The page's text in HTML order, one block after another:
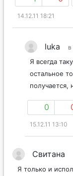
14.12.11 18:21
luka в
Я всегда
остальное
получается,
0
15.12.11 13:10
Свитана
Я только и